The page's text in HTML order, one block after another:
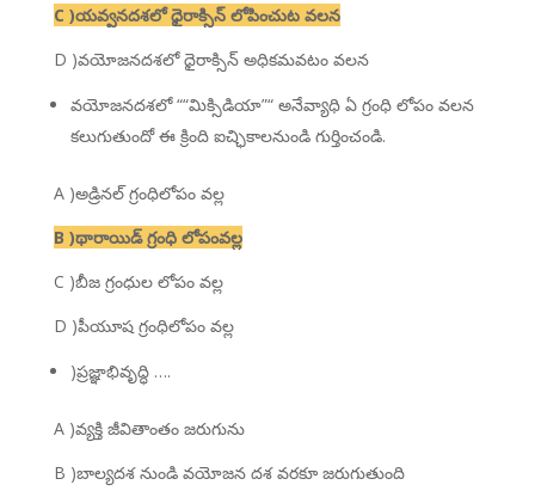
C )యవ్వనదశలో ధైరాక్సిన్ లోపించుట వలన
D )వయోజనదశలో ధైరాక్సిన్ అధికమవటం వలన
వయోజనదశలో ““మిక్సిడియా”“ అనేవ్యాధి ఏ గ్రంధి లోపం వలన
కలుగుతుందో ఈ క్రింది ఐచ్ఛికాలనుండి గుర్తించండి.
A )అడ్రినల్ గ్రంధిలోపం వల్ల
B )థారాయిడ్ గ్రంధి లోపంవల్ల
C )బీజ గ్రంధుల లోపం వల్ల
D )పీయూష గ్రంధిలోపం వల్ల
)ప్రజ్ఞాభివృద్ధి ….
A )వ్యక్తి జీవితాంతం జరుగును
B )బాల్యదశ నుండి వయోజన దశ వరకూ జరుగుతుంది